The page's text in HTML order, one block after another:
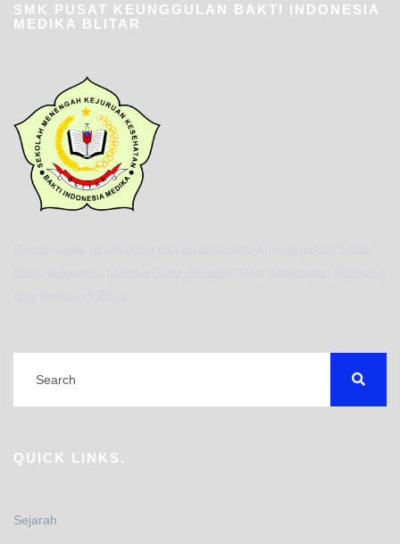
SMK PUSAT KEUNGGULAN BAKTI INDONESIA
MEDIKA BLITAR
QUICK LINKS.
Sejarah